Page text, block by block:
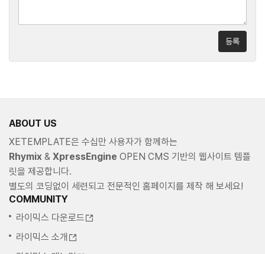
등록
ABOUT US
XETEMPLATE은 수십만 사용자가 함께하는
Rhymix & XpressEngine OPEN CMS 기반의 웹사이트 템플
릿을 제공합니다.
별도의 코딩없이 세련되고 전문적인 홈페이지를 제작 해 보세요!
COMMUNITY
라이믹스 다운로드
라이믹스 소개